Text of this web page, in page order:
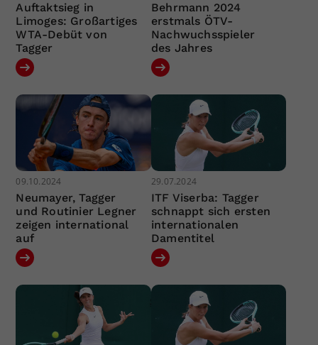
Auftaktsieg in
Limoges: Großartiges
WTA-Debüt von
Tagger
Behrmann 2024
erstmals ÖTV-
Nachwuchsspieler
des Jahres
09.10.2024
Neumayer, Tagger
und Routinier Legner
zeigen international
auf
29.07.2024
ITF Viserba: Tagger
schnappt sich ersten
internationalen
Damentitel